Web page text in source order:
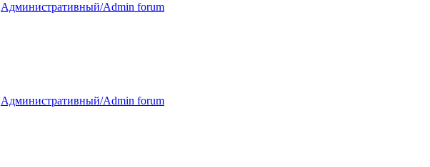
Административный/Admin forum
Административный/Admin forum